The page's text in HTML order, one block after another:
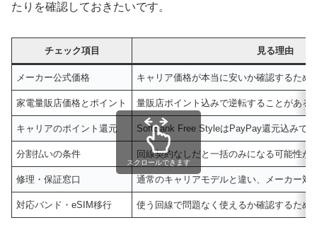
たりを確認しておきたいです。
チェック項目 見る理由
メーカー公式価格 キャリア価格が本当に安いか確認するため
家電量販店価格とポイント 量販店ポイント込みで逆転することがある
キャリアのポイント還元 SoftBank Free StyleはPayPay還元込みで
分割払いの条件 回線契約なしだと一括のみになる可能性が
修理・保証窓口 通常のキャリアモデルと違い、メーカー対
対応バンド・eSIM移行 使う回線で問題なく使えるか確認するため
スクロールできます